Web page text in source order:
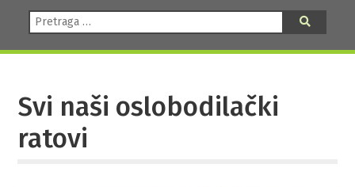
Pretraga:
Svi naši oslobodilački
ratovi